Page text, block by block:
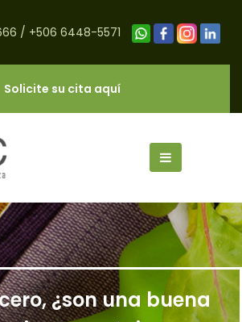
/ +506 6448-5571
Solicite su cita aquí
¿son una buena